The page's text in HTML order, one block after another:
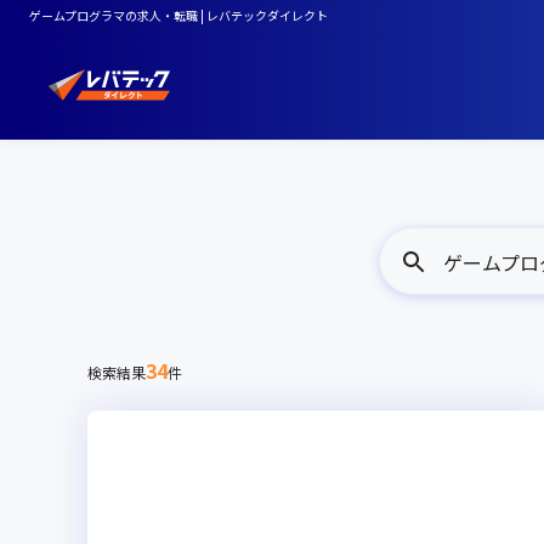
ゲームプログラマの求人・転職 | レバテックダイレクト
ゲームプ
検索結果34件